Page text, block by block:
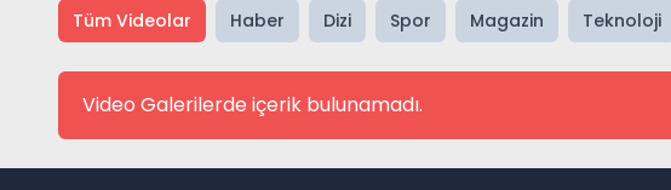
Tüm Videolar Haber Dizi Spor Magazin Teknoloji
Video Galerilerde içerik bulunamadı.